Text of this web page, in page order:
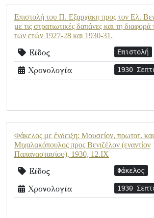
Επιστολή του Π. Εξαρχάκη προς τον Ελ.
με τις στρατιωτικές δαπάνες και τη
των ετών 1927-28 και 1930-31.
Είδος Επιστολή
Χρονολογία 1930
Φάκελος με ένδειξη: Μουσείον, πρωτοτ. και
Μιχαλακόπουλος προς Βενιζέλον (εναντίον
Παπαναστασίου), 1930, 12.IX
Είδος Φάκελος
Χρονολογία 1930